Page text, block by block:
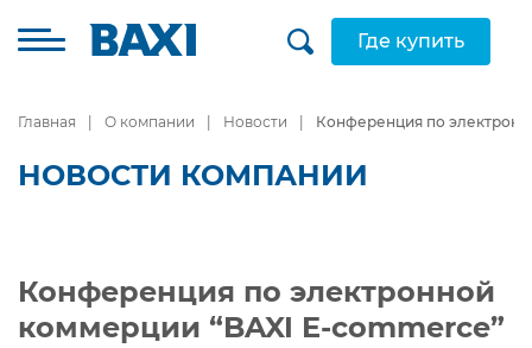
Где купить
Главная О компании Новости Конференция по
НОВОСТИ КОМПАНИИ
Конференция по электронной
коммерции “BAXI E-commerce”